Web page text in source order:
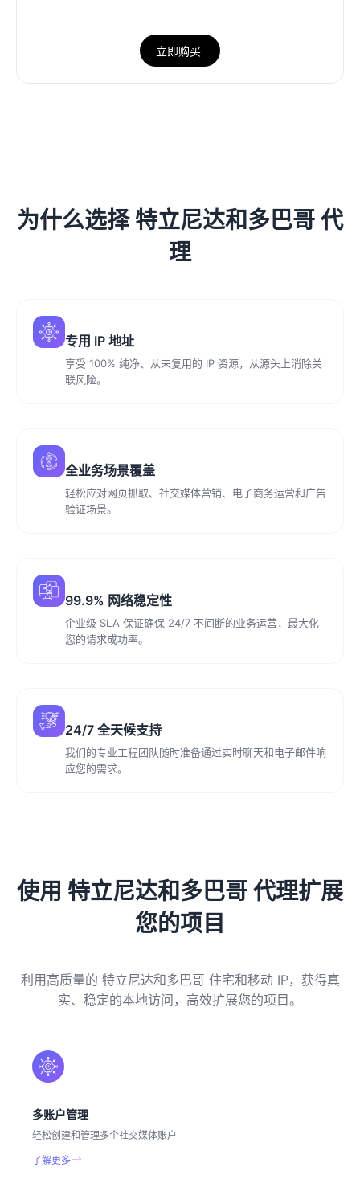
立即购买
为什么选择 特立尼达和多巴哥 代
理
专用 IP 地址
享受 100% 纯净、从未复用的 IP 资源，从源头上消除关
联风险。
全业务场景覆盖
轻松应对网页抓取、社交媒体营销、电子商务运营和广告
验证场景。
99.9% 网络稳定性
企业级 SLA 保证确保 24/7 不间断的业务运营，最大化
您的请求成功率。
24/7 全天候支持
我们的专业工程团队随时准备通过实时聊天和电子邮件响
应您的需求。
使用 特立尼达和多巴哥 代理扩展
您的项目
利用高质量的 特立尼达和多巴哥 住宅和移动 IP，获得真
实、稳定的本地访问，高效扩展您的项目。
多账户管理
轻松创建和管理多个社交媒体账户
了解更多